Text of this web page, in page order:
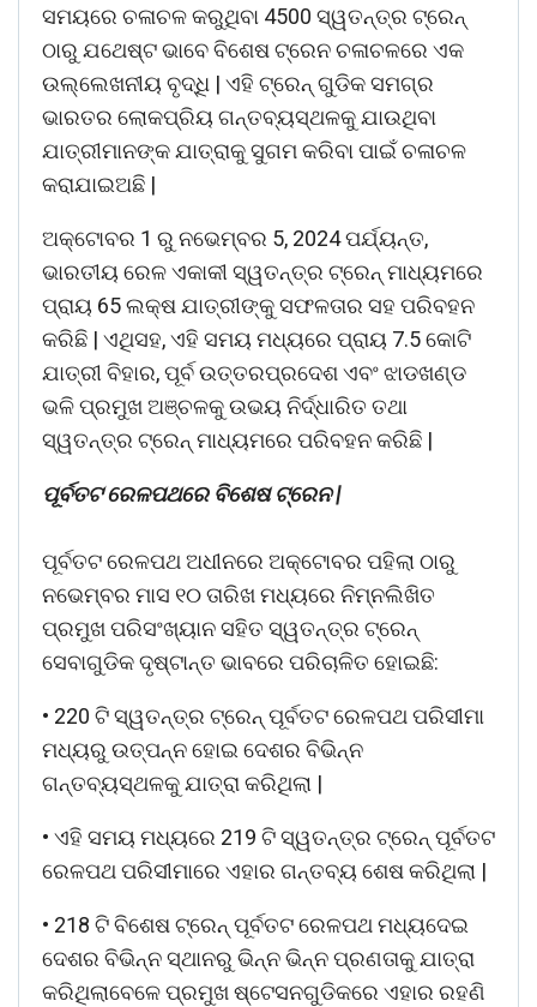
ସମୟରେ ଚଳାଚଳ କରୁଥିବା 4500 ସ୍ୱତନ୍ତ୍ର ଟ୍ରେନ୍
ଠାରୁ ଯଥେଷ୍ଟ ଭାବେ ବିଶେଷ ଟ୍ରେନ ଚଳାଚଳରେ ଏକ
ଉଲ୍ଲେଖନୀୟ ବୃଦ୍ଧି | ଏହି ଟ୍ରେନ୍ ଗୁଡିକ ସମଗ୍ର
ଭାରତର ଲୋକପ୍ରିୟ ଗନ୍ତବ୍ୟସ୍ଥଳକୁ ଯାଉଥିବା
ଯାତ୍ରୀମାନଙ୍କ ଯାତ୍ରାକୁ ସୁଗମ କରିବା ପାଇଁ ଚଳାଚଳ
କରାଯାଇଅଛି |
ଅକ୍ଟୋବର 1 ରୁ ନଭେମ୍ବର 5, 2024 ପର୍ଯ୍ୟନ୍ତ,
ଭାରତୀୟ ରେଳ ଏକାକୀ ସ୍ୱତନ୍ତ୍ର ଟ୍ରେନ୍ ମାଧ୍ୟମରେ
ପ୍ରାୟ 65 ଲକ୍ଷ ଯାତ୍ରୀଙ୍କୁ ସଫଳତାର ସହ ପରିବହନ
କରିଛି | ଏଥିସହ, ଏହି ସମୟ ମଧ୍ୟରେ ପ୍ରାୟ 7.5 କୋଟି
ଯାତ୍ରୀ ବିହାର, ପୂର୍ବ ଉତ୍ତରପ୍ରଦେଶ ଏବଂ ଝାଡଖଣ୍ଡ
ଭଳି ପ୍ରମୁଖ ଅଞ୍ଚଳକୁ ଉଭୟ ନିର୍ଦ୍ଧାରିତ ତଥା
ସ୍ୱତନ୍ତ୍ର ଟ୍ରେନ୍ ମାଧ୍ୟମରେ ପରିବହନ କରିଛି |
ପୂର୍ବତଟ ରେଳପଥରେ ବିଶେଷ ଟ୍ରେନ |
ପୂର୍ବତଟ ରେଳପଥ ଅଧୀନରେ ଅକ୍ଟୋବର ପହିଲା ଠାରୁ
ନଭେମ୍ବର ମାସ ୧୦ ତାରିଖ ମଧ୍ୟରେ ନିମ୍ନଲିଖିତ
ପ୍ରମୁଖ ପରିସଂଖ୍ୟାନ ସହିତ ସ୍ୱତନ୍ତ୍ର ଟ୍ରେନ୍
ସେବାଗୁଡିକ ଦୃଷ୍ଟାନ୍ତ ଭାବରେ ପରିଚାଳିତ ହୋଇଛି:
• 220 ଟି ସ୍ୱତନ୍ତ୍ର ଟ୍ରେନ୍ ପୂର୍ବତଟ ରେଳପଥ ପରିସୀମା
ମଧ୍ୟରୁ ଉତ୍ପନ୍ନ ହୋଇ ଦେଶର ବିଭିନ୍ନ
ଗନ୍ତବ୍ୟସ୍ଥଳକୁ ଯାତ୍ରା କରିଥିଲା |
• ଏହି ସମୟ ମଧ୍ୟରେ 219 ଟି ସ୍ୱତନ୍ତ୍ର ଟ୍ରେନ୍ ପୂର୍ବତଟ
ରେଳପଥ ପରିସୀମାରେ ଏହାର ଗନ୍ତବ୍ୟ ଶେଷ କରିଥିଲା |
• 218 ଟି ବିଶେଷ ଟ୍ରେନ୍ ପୂର୍ବତଟ ରେଳପଥ ମଧ୍ୟଦେଇ
ଦେଶର ବିଭିନ୍ନ ସ୍ଥାନରୁ ଭିନ୍ନ ଭିନ୍ନ ପ୍ରଣତାକୁ ଯାତ୍ରା
କରିଥିଲାବେଳେ ପ୍ରମୁଖ ଷ୍ଟେସନଗୁଡିକରେ ଏହାର ରହଣି